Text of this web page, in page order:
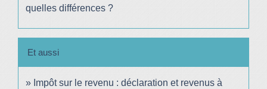
quelles différences ?
Et aussi
Impôt sur le revenu : déclaration et revenus à